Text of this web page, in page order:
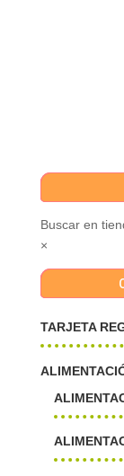
Buscar en
×
TARJETA